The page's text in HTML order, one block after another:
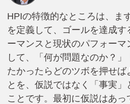
HPIの特徴的なところは、ま
を定義して、ゴールを達成す
ーマンスと現状のパフォー
して、「何が問題なのか？
たかったらどのツボを押せば
とを、仮説ではなく「事実」
ことです。最初に仮説はあ